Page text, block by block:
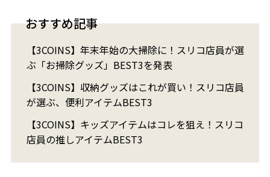
おすすめ記事
【3COINS】年末年始の大掃除に！スリコ店員が選
ぶ「お掃除グッズ」BEST3を発表
【3COINS】収納グッズはこれが買い！スリコ店員
が選ぶ、便利アイテムBEST3
【3COINS】キッズアイテムはコレを狙え！スリコ
店員の推しアイテムBEST3